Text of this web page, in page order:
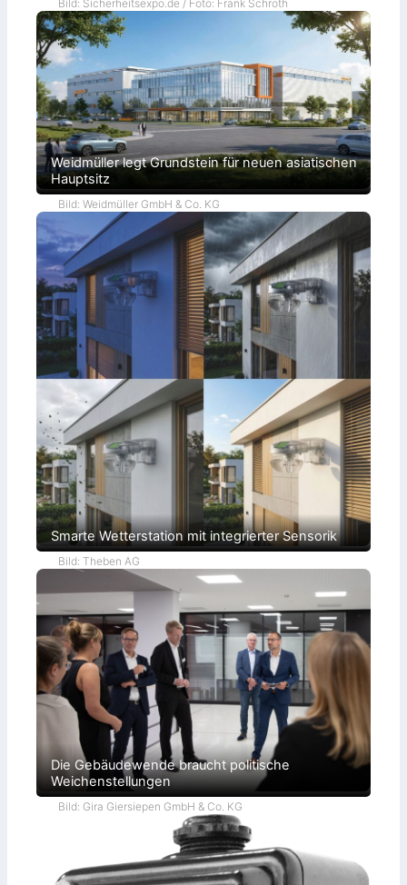
Bild: Sicherheitsexpo.de / Foto: Frank Schroth
Weidmüller legt Grundstein für neuen asiatischen
Hauptsitz
Bild: Weidmüller GmbH & Co. KG
Smarte Wetterstation mit integrierter Sensorik
Bild: Theben AG
Die Gebäudewende braucht politische
Weichenstellungen
Bild: Gira Giersiepen GmbH & Co. KG